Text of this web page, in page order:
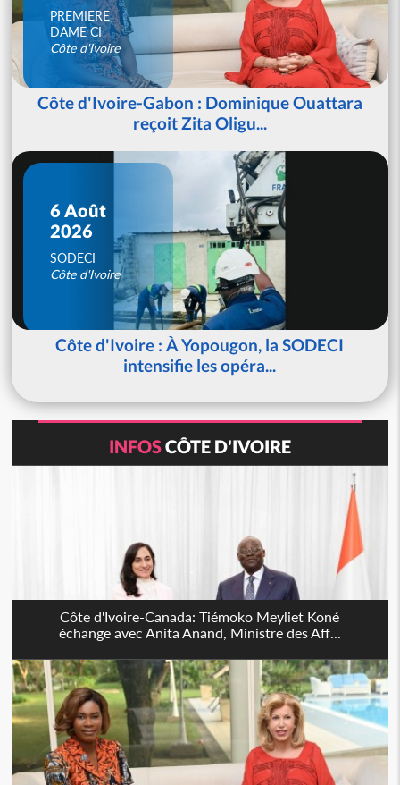
PREMIERE
DAME CI
Côte d'Ivoire
Côte d'Ivoire-Gabon : Dominique Ouattara
reçoit Zita Oligu...
6 Août
2026
SODECI
Côte d'Ivoire
Côte d'Ivoire : À Yopougon, la SODECI
intensifie les opéra...
INFOSCÔTE D'IVOIRE
Côte d'Ivoire-Canada: Tiémoko Meyliet Koné
échange avec Anita Anand, Ministre des Aff...